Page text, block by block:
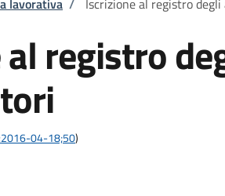
lavorativa / Iscrizione al registro
registro
04-18;50)